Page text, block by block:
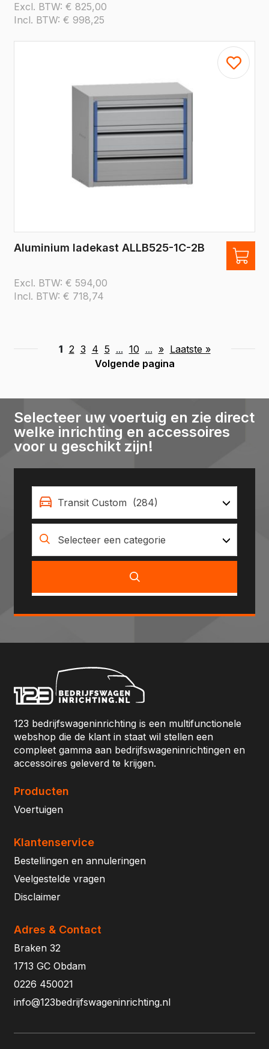
Excl. BTW: € 825,00
Incl. BTW: € 998,25
Aluminium ladekast ALLB525-1C-2B
Excl. BTW: € 594,00
Incl. BTW: € 718,74
1 2 3 4 5 ... 10 ... » Laatste »
Volgende pagina
Selecteer uw voertuig en zie direct
welke inrichting en accessoires
voor u geschikt zijn!
Transit Custom (284)
Selecteer een categorie
123 bedrijfswageninrichting is een multifunctionele
webshop die de klant in staat wil stellen een
compleet gamma aan bedrijfswageninrichtingen en
accessoires geleverd te krijgen.
Producten
Voertuigen
Klantenservice
Bestellingen en annuleringen
Veelgestelde vragen
Disclaimer
Adres & Contact
Braken 32
1713 GC Obdam
0226 450021
info@123bedrijfswageninrichting.nl